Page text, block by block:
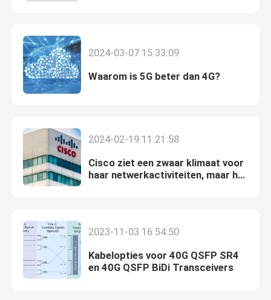
2024-03-07 15:33:09
Waarom is 5G beter dan 4G?
2024-02-19 11:21:58
Cisco ziet een zwaar klimaat voor
haar netwerkactiviteiten, maar het
2023-11-03 16:54:50
Kabelopties voor 40G QSFP SR4
en 40G QSFP BiDi Transceivers